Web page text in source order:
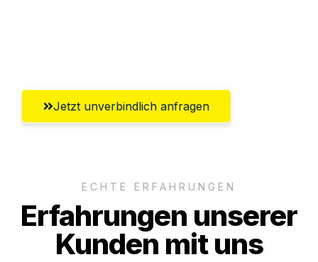
Jetzt unverbindlich anfragen
ECHTE ERFAHRUNGEN
Erfahrungen unserer
Kunden mit uns